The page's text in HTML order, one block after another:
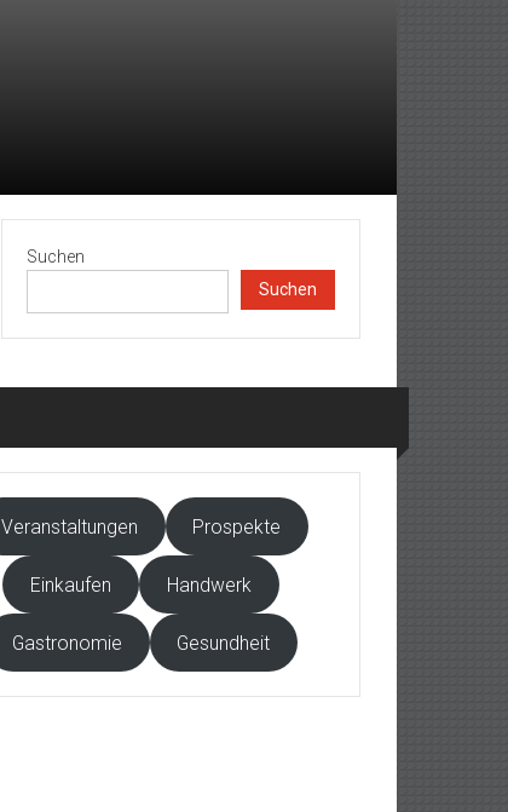
Suchen
Suchen
Veranstaltungen Prospekte
Einkaufen Handwerk
Gastronomie Gesundheit